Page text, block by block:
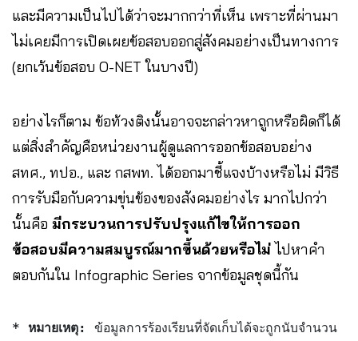
และมีความเป็นไปได้ว่าจะมากกว่าที่เห็น เพราะที่ผ่านมา
ไม่เคยมีการเปิดเผยข้อสอบออกสู่สังคมอย่างเป็นทางการ
(ยกเว้นข้อสอบ O-NET ในบางปี)
อย่างไรก็ตาม ข้อท้วงติงนั้นอาจจะกล่าวหาถูกหรือผิดก็ได้
แต่สิ่งสำคัญคือหน่วยงานผู้ดูแลการออกข้อสอบอย่าง
สทศ., ทปอ., และ กสพท. ได้ออกมาชี้แจงบ้างหรือไม่ มีวิธี
การรับมือกับความขุ่นข้องของสังคมอย่างไร มากไปกว่า
นั้นคือ มีกระบวนการปรับปรุงแก้ไขให้การออก
ข้อสอบมีความสมบูรณ์มากขึ้นด้วยหรือไม่ ไปหาคำ
ตอบกันใน Infographic Series จากข้อมูลชุดนี้กัน
* หมายเหตุ: ข้อมูลการร้องเรียนที่จัดเก็บได้จะถูกนับจำนวน